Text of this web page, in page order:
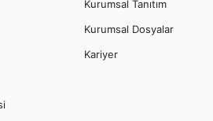
Kurumsal Tanıtım
Kurumsal Dosyalar
Kariyer